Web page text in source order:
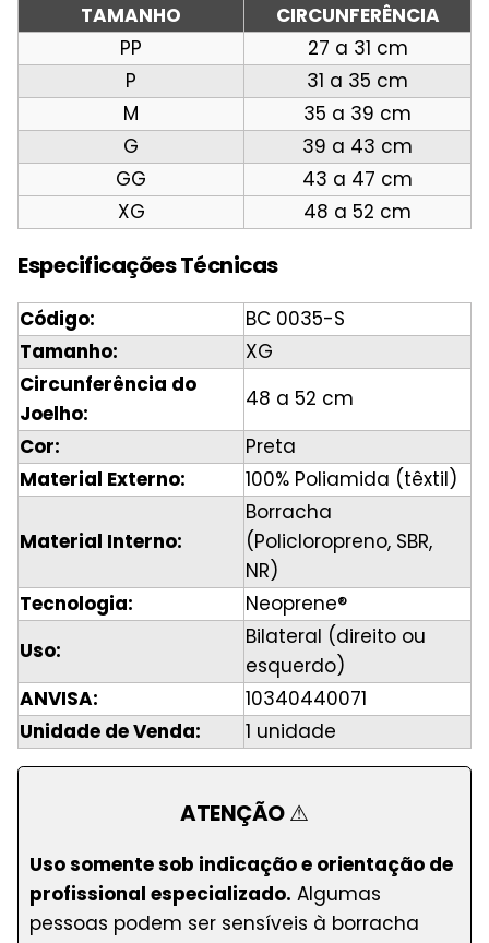
TAMANHO
CIRCUNFERÊNCIA
PP
27 a 31 cm
P
31 a 35 cm
M
35 a 39 cm
G
39 a 43 cm
GG
43 a 47 cm
XG
48 a 52 cm
Especificações Técnicas
Código:
BC 0035-S
Tamanho:
XG
Circunferência do
Joelho:
48 a 52 cm
Cor:
Preta
Material Externo:
100% Poliamida (têxtil)
Material Interno:
Borracha
(Policloropreno, SBR,
NR)
Tecnologia:
Neoprene®
Uso:
Bilateral (direito ou
esquerdo)
ANVISA:
10340440071
Unidade de Venda:
1 unidade
ATENÇÃO⚠
Uso somente sob indicação e orientação de
profissional especializado. Algumas
pessoas podem ser sensíveis à borracha